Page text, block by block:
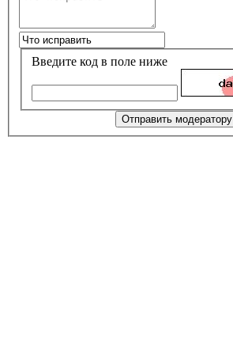
Введите код в поле ниже
Отправить модератору